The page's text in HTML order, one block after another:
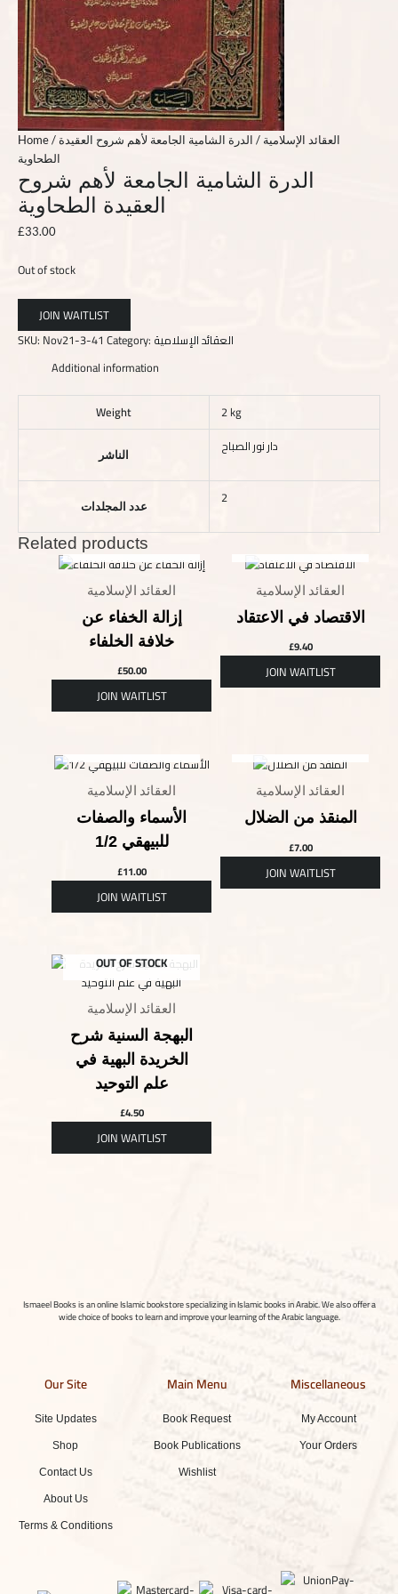
Home/ العقائد الإسلامية / الدرة الشامية الجامعة لأهم شروح العقيدة
الطحاوية
الدرة الشامية الجامعة لأهم شروح
العقيدة الطحاوية
£33.00
Out of stock
SKU: Nov21-3-41 Category: العقائد الإسلامية
Additional information
Weight
2 kg
الناشر
دار نور الصباح
عدد المجلدات 2
Related products
OUT OF STOCK
العقائد الإسلامية
إزالة الخفاء عن
خلافة الخلفاء
£50.00
العقائد الإسلامية
الاقتصاد في الاعتقاد
£9.40
العقائد الإسلامية
الأسماء والصفات
للبيهقي 1/2
£11.00
العقائد الإسلامية
المنقذ من الضلال
£7.00
OUT OF STOCK
العقائد الإسلامية
البهجة السنية شرح
الخريدة البهية في
علم التوحيد
£4.50
Ismaeel Books is an online Islamic bookstore specializing in Islamic books in Arabic. We also offer a
wide choice of books to learn and improve your learning of the Arabic language.
Our Site
Site Updates
Shop
Contact Us
About Us
Terms & Conditions
Main Menu
Book Request
Book Publications
Wishlist
Miscellaneous
My Account
Your Orders